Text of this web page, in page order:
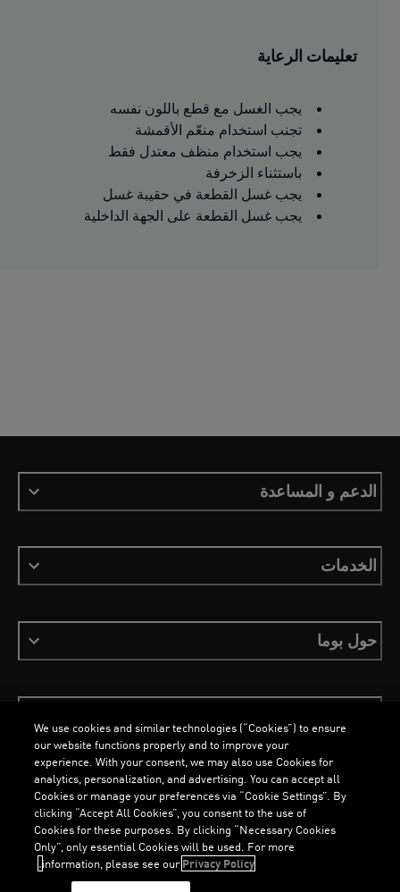
تعليمات الرعاية
يجب الغسل مع قطع باللون نفسه
تجنب استخدام منعّم الأقمشة
يجب استخدام منظف معتدل فقط
باستثناء الزخرفة
يجب غسل القطعة في حقيبة غسل
يجب غسل القطعة على الجهة الداخلية
الدعم و المساعدة
الخدمات
حول بوما
ملفات تعريف الارتباطسياسة الخصوصيةImprint
العربية
We use cookies and similar technologies (“Cookies”) to ensure
our website functions properly and to improve your
experience. With your consent, we may also use Cookies for
analytics, personalization, and advertising. You can accept all
Cookies or manage your preferences via “Cookie Settings”. By
clicking “Accept All Cookies”, you consent to the use of
Cookies for these purposes. By clicking “Necessary Cookies
Only”, only essential Cookies will be used. For more
information, please see ourPrivacy Policy.